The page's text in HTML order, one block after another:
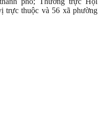
trực thuộc và 56 xã phường